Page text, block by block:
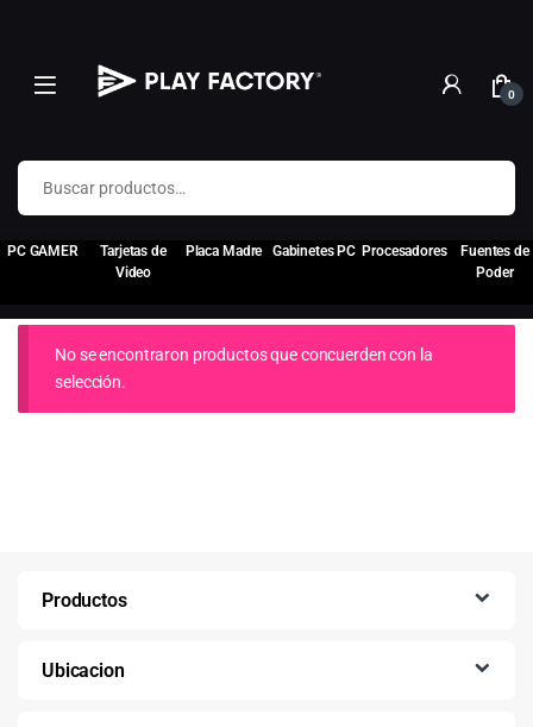
0
Buscar por:
PC GAMER
Tarjetas de
Video
Placa Madre Gabinetes PC Procesadores
Fuentes de
Poder
No se encontraron productos que concuerden con la
selección.
Productos
Ubicacion